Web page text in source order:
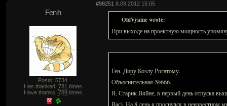
#98251 8.09.2012 15:05
Fenih
Posts: 5734
Has thanked: 781 times
Have thanks: 789times
OldVyaine wrote:
При выходе на проектную мощность
Ген. Диру Козлу Рогатому.
Объяснительная №666.
Я, Старик Вяйне, в первый день отпуска
Вас). На 8 день я проснулся в неизвестном